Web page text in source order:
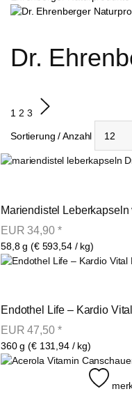
Dr.
1 2 3
Sortierung / Anzahl
Mariendistel
EUR 34,90 *
58,8 g (€ 593,54 / kg)
Endothel Life – Kardio
EUR 47,50 *
360 g (€ 131,94 / kg)